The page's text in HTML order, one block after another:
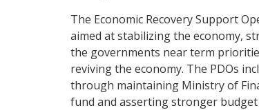
The Economic Recovery Support
aimed at stabilizing the economy,
the governments near term
reviving the economy. The PDOs
through maintaining Ministry of
fund and asserting stronger